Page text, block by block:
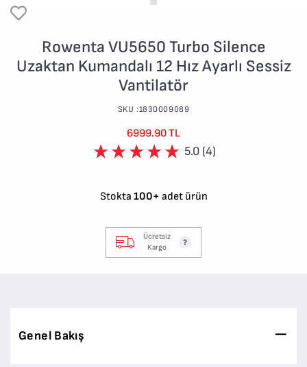
Rowenta VU5650 Turbo Silence
Uzaktan Kumandalı 12 Hız Ayarlı Sessiz
Vantilatör
SKU :1830009089
6999.90 TL
5.0 (4)
Stokta 100+ adet ürün
Ücretsiz
Kargo
Genel Bakış